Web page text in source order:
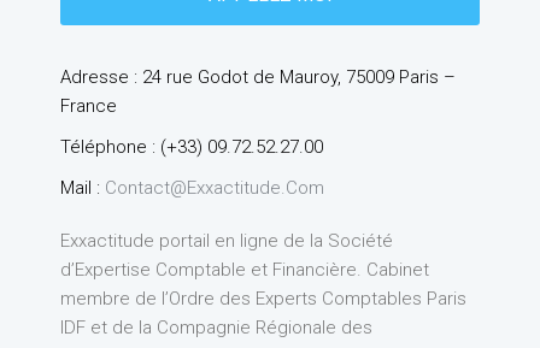
Adresse : 24 rue Godot de Mauroy, 75009 Paris –
France
Téléphone : (+33) 09.72.52.27.00
Mail : Contact@exxactitude.com
Exxactitude portail en ligne de la Société
d’Expertise Comptable et Financière. Cabinet
membre de l’Ordre des Experts Comptables Paris
IDF et de la Compagnie Régionale des